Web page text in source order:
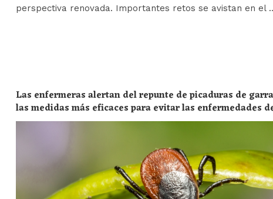
perspectiva renovada. Importantes retos se avistan en el
Las enfermeras alertan del repunte de picaduras de
las medidas más eficaces para evitar las enfermedades